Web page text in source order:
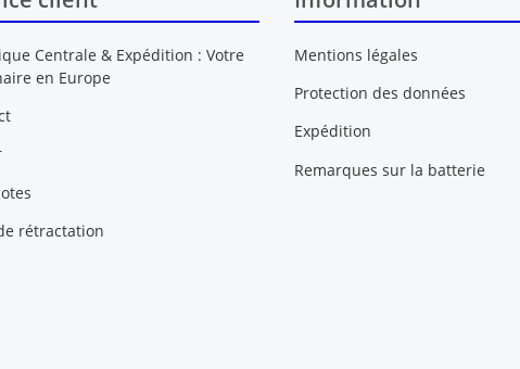
Centrale & Expédition : Votre
en Europe
rétractation
Mentions légales
Protection des données
Expédition
Remarques sur la batterie